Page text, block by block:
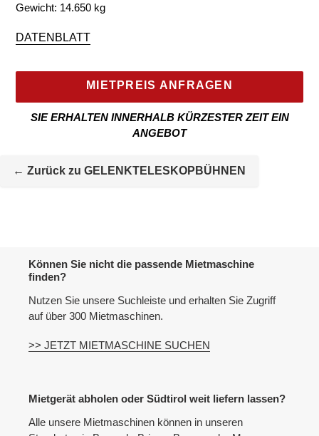
Gewicht: 14.650 kg
DATENBLATT
MIETPREIS ANFRAGEN
SIE ERHALTEN INNERHALB KÜRZESTER ZEIT EIN
ANGEBOT
wird
← Zurück zu GELENKTELESKOPBÜHNEN
Können Sie nicht die passende Mietmaschine
finden?
Nutzen Sie unsere Suchleiste und erhalten Sie Zugriff
auf über 300 Mietmaschinen.
>> JETZT MIETMASCHINE SUCHEN
Mietgerät abholen oder Südtirol weit liefern lassen?
Alle unsere Mietmaschinen können in unseren